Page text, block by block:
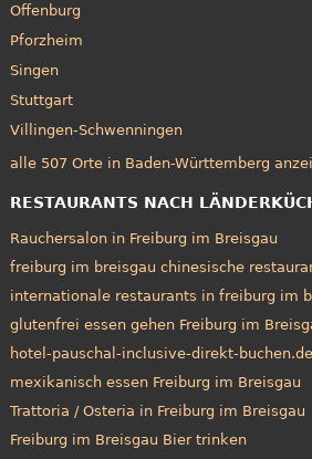
Offenburg
Pforzheim
Singen
Stuttgart
Villingen-Schwenningen
alle 507 Orte in Baden-Württemberg
RESTAURANTS NACH
Rauchersalon in Freiburg im Breisgau
freiburg im breisgau chinesische
internationale restaurants in freiburg im
glutenfrei essen gehen Freiburg im
hotel-pauschal-inclusive-direkt-
mexikanisch essen Freiburg im Breisgau
Trattoria / Osteria in Freiburg im Breisgau
Freiburg im Breisgau Bier trinken